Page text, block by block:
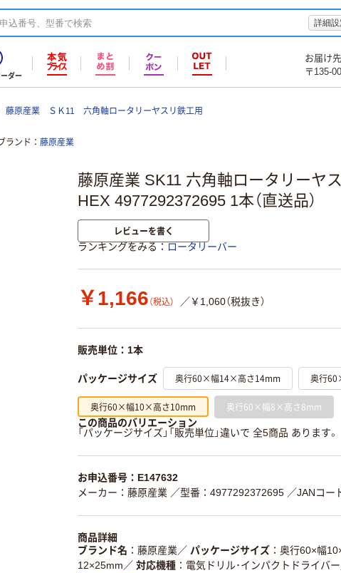
詳細設
ダー
お届け先
〒135-
藤原産業 ＳＫ11 六角軸ロータリーヤスリ鉄工用
ランド 藤原産業
藤原産業 SK11 六角軸ロータリーヤ
HEX 4977292372695 1本（直送品）
レビューを書く
ランキングをみる ロータリーバー
￥1,166 （税込） ／￥1,060（税抜き）
販売単位：1本
パッケージサイズ 奥行60×幅14×高さ14mm 奥行
奥行60×幅10×高さ10mm 奥行60×幅8×高さ8mm
この商品のバリエーション
「パッケージサイズ」「販売単位」違いで 全5商品 あります。
お申込番号：E147632
メーカー：藤原産業 ／型番：4977292372695 ／JANコー
商品詳細
ブランド名
藤原産業 ／ パッケージサイズ 奥行60×幅
12×25mm ／ 対応機種 電気ドリル･インパクトドライバー